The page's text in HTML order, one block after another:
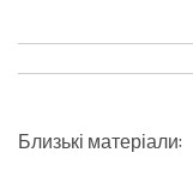
Близькі матеріали: